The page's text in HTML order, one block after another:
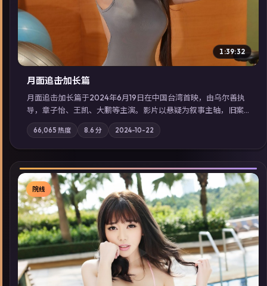
1:39:32
月面追击·加长篇
月面追击·加长篇于2024年6月19日在中国台湾首映，由乌尔善执
导，章子怡、王凯、大鹏等主演。影片以悬疑为叙事主轴，旧案
重提，真相与谎言在同一条时间线上交锋；摄影与配乐强化地域
气质；站内亦可通过「国产免费观看高清电视剧在线看」延展检
索同类型高分佳作，畅享高清在线追剧体验。
66,065 热度 8.6 分 2024-10-22
▶
院线